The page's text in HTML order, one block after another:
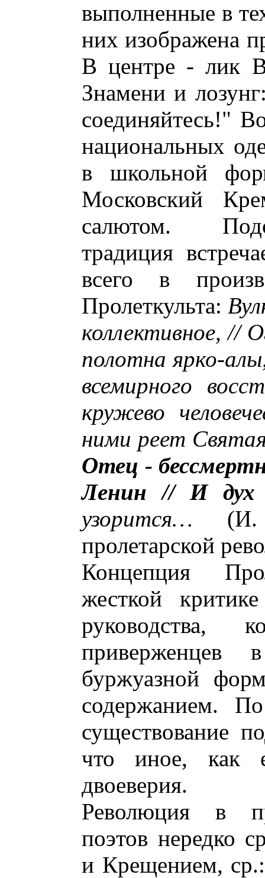
выполненные в
них изображена
В центре - лик
Знамени и
соединяйтесь!"
национальных
в школьной
Московский
салютом.
традиция
всего в
Пролеткульта:
коллективное, //
полотна ярко-
всемирного
кружево
ними реет
Отец -
Ленин // И дух
узорится… (И.
пролетарской
Концепция
жесткой
руководства,
приверженцев
буржуазной
содержанием.
существование
что иное, как
двоеверия.
Революция в
поэтов нередко
и Крещением,